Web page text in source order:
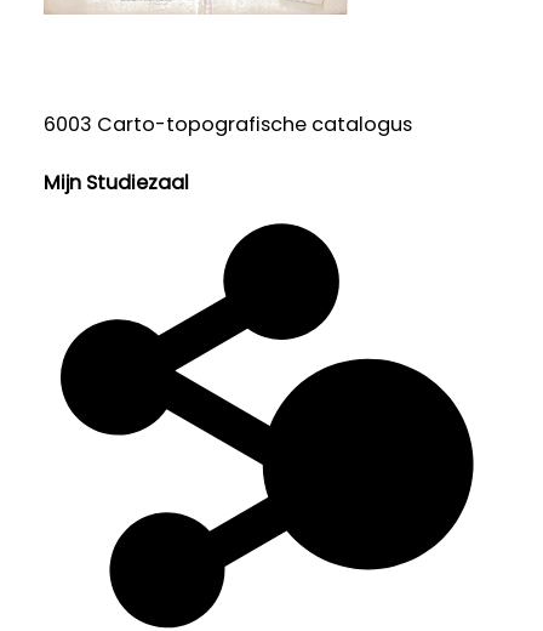
6003 Carto-topografische catalogus
Mijn Studiezaal